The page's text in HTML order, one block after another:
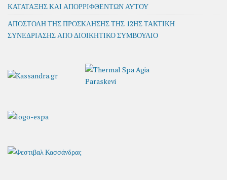
ΚΑΤΑΤΑΞΗΣ ΚΑΙ ΑΠΟΡΡΙΦΘΕΝΤΩΝ ΑΥΤΟΥ
ΑΠΟΣΤΟΛΗ ΤΗΣ ΠΡΟΣΚΛΗΣΗΣ ΤΗΣ 12ΗΣ ΤΑΚΤΙΚΗ
ΣΥΝΕΔΡΙΑΣΗΣ ΑΠΟ ΔΙΟΙΚΗΤΙΚΟ ΣΥΜΒΟΥΛΙΟ